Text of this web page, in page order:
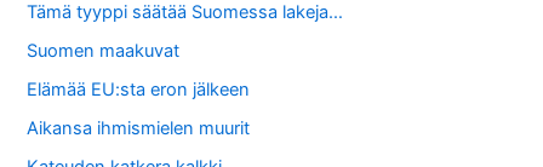
Tämä tyyppi säätää Suomessa lakeja…
Suomen maakuvat
Elämää EU:sta eron jälkeen
Aikansa ihmismielen muurit